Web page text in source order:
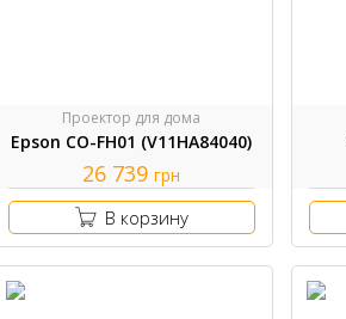
Проектор для дома
Epson CO-FH01 (V11HA84040)
26 739грн
В корзину